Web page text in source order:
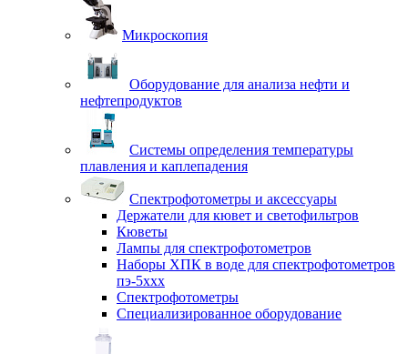
Микроскопия
Оборудование для анализа нефти и
нефтепродуктов
Системы определения температуры
плавления и каплепадения
Спектрофотометры и аксессуары
Держатели для кювет и светофильтров
Кюветы
Лампы для спектрофотометров
Наборы ХПК в воде для спектрофотометров
пэ-5ххх
Спектрофотометры
Специализированное оборудование